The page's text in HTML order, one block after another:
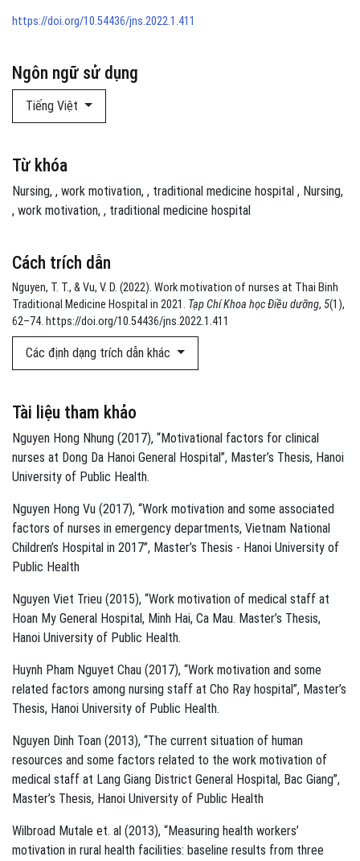
Ngôn ngữ sử dụng
Tiếng Việt
Cách trích dẫn
Nguyen, T. T., & Vu, V. D. (2022). Work motivation of nurses at Thai Binh
Traditional Medicine Hospital in 2021. Tạp Chí Khoa học Điều dưỡng, 5(1),
62–74. https://doi.org/10.54436/jns.2022.1.411
Các định dạng trích dẫn khác
https://doi.org/10.54436/jns.2022.1.411
Từ khóa
Nursing , work motivation , traditional medicine hospital
Nursing
, work motivation , traditional medicine hospital
Tài liệu tham khảo
Nguyen Hong Nhung (2017), “Motivational factors for clinical
nurses at Dong Da Hanoi General Hospital”, Master’s Thesis, Hanoi
University of Public Health.
Nguyen Hong Vu (2017), “Work motivation and some associated
factors of nurses in emergency departments, Vietnam National
Children’s Hospital in 2017”, Master’s Thesis - Hanoi University of
Public Health
Nguyen Viet Trieu (2015), “Work motivation of medical staff at
Hoan My General Hospital, Minh Hai, Ca Mau. Master’s Thesis,
Hanoi University of Public Health.
Huynh Pham Nguyet Chau (2017), “Work motivation and some
related factors among nursing staff at Cho Ray hospital”, Master’s
Thesis, Hanoi University of Public Health.
Nguyen Dinh Toan (2013), “The current situation of human
resources and some factors related to the work motivation of
medical staff at Lang Giang District General Hospital, Bac Giang”,
Master’s Thesis, Hanoi University of Public Health
Wilbroad Mutale et. al (2013), “Measuring health workers’
motivation in rural health facilities: baseline results from three